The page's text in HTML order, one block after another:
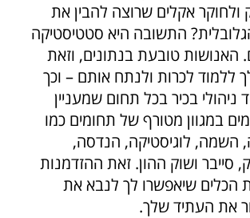
אקלים שרוצה להבין את
התשובה היא סטטיסטיקה
האנושות טובעת בנתונים, וזאת
ללמוד לכרות ולנתח אותם – וכך
בכיר בכל תחום שמעניין
במגוון מטורף של תחומים כמו
השמה, לוגיסטיקה, הנדסה,
סייבר ושוק ההון. זאת ההזדמנות
הכלים שיאפשרו לך לנבא את
את העתיד שלך.